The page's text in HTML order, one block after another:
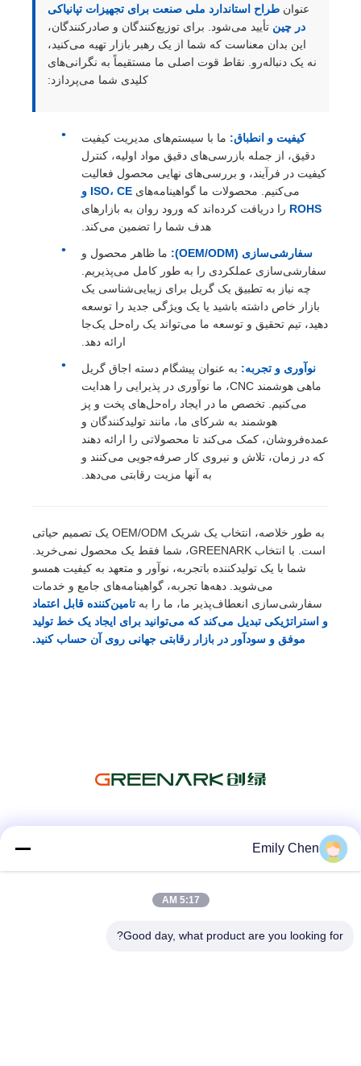
عنوان طراح استاندارد ملی صنعت برای تجهیزات تپانیاکی
در چین تأیید می‌شود. برای توزیع‌کنندگان و صادرکنندگان،
این بدان معناست که شما از یک رهبر بازار تهیه می‌کنید،
نه یک دنباله‌رو. نقاط قوت اصلی ما مستقیماً به نگرانی‌های
کلیدی شما می‌پردازد:
کیفیت و انطباق: ما با سیستم‌های مدیریت کیفیت
دقیق، از جمله بازرسی‌های دقیق مواد اولیه، کنترل
کیفیت در فرآیند، و بررسی‌های نهایی محصول فعالیت
می‌کنیم. محصولات ما گواهینامه‌های
ISO، CE و
ROHS را دریافت کرده‌اند که ورود روان به بازارهای
هدف شما را تضمین می‌کند.
سفارشی‌سازی (OEM/ODM):
ما ظاهر محصول و
سفارشی‌سازی عملکردی را به طور کامل می‌پذیریم.
چه نیاز به تطبیق یک گریل برای زیبایی‌شناسی یک
بازار خاص داشته باشید یا یک ویژگی جدید را توسعه
دهید، تیم تحقیق و توسعه ما می‌تواند یک راه‌حل یک‌جا
ارائه دهد.
نوآوری و تجربه: به عنوان پیشگام دسته اجاق گریل
ماهی هوشمند CNC، ما نوآوری در پذیرایی را هدایت
می‌کنیم. تخصص ما در ایجاد راه‌حل‌های پخت و پز
هوشمند به شرکای ما، مانند تولیدکنندگان و
عمده‌فروشان، کمک می‌کند تا محصولاتی را ارائه دهند
که در زمان، تلاش و نیروی کار صرفه‌جویی می‌کنند و
به آنها مزیت رقابتی می‌دهد.
به طور خلاصه، انتخاب یک شریک OEM/ODM یک تصمیم حیاتی
است. با انتخاب GREENARK، شما فقط یک محصول نمی‌خرید.
شما با یک تولیدکننده باتجربه، نوآور و متعهد به کیفیت همسو
می‌شوید. دهه‌ها تجربه، گواهینامه‌های جامع و خدمات
سفارشی‌سازی انعطاف‌پذیر ما، ما را به تامین‌کننده قابل اعتماد
و استراتژیکی تبدیل می‌کند که می‌توانید برای ایجاد یک خط تولید
موفق و سودآور در بازار رقابتی جهانی روی آن حساب کنید.
Emily Chen
5:17 AM
Good day, what product are you looking for?